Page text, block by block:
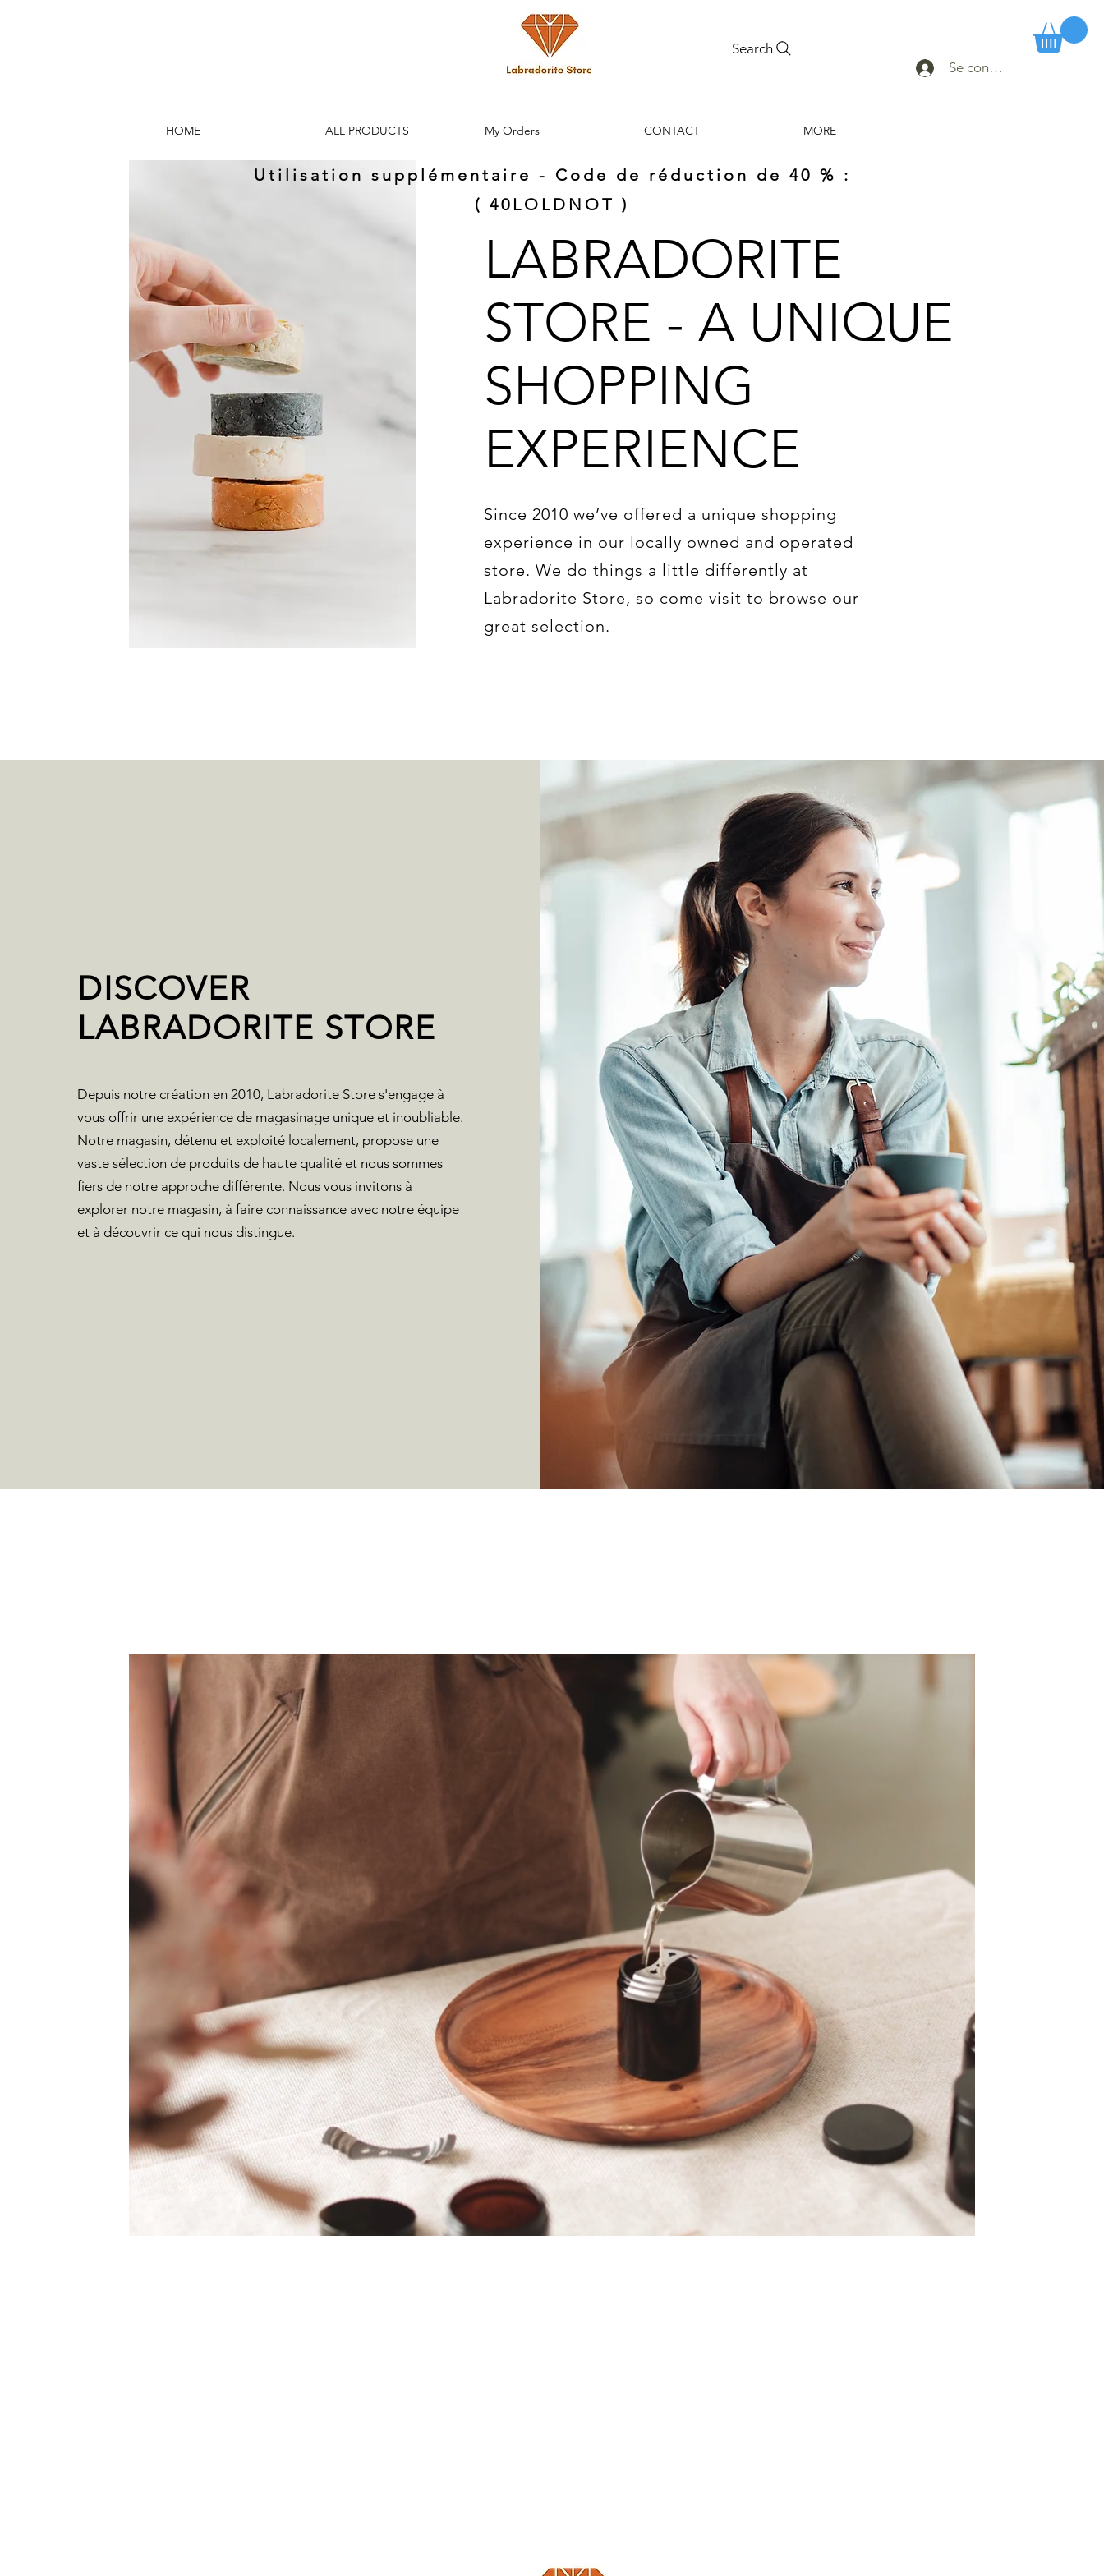
Search
Se connecter
HOME ALL PRODUCTS My Orders CONTACT MORE
LABRADORITE
STORE - A UNIQUE
SHOPPING
EXPERIENCE
Since 2010 we’ve offered a unique shopping
experience in our locally owned and operated
store. We do things a little differently at
Labradorite Store, so come visit to browse our
great selection.
DISCOVER
LABRADORITE STORE
Depuis notre création en 2010, Labradorite Store s'engage à
vous offrir une expérience de magasinage unique et inoubliable.
Notre magasin, détenu et exploité localement, propose une
vaste sélection de produits de haute qualité et nous sommes
fiers de notre approche différente. Nous vous invitons à
explorer notre magasin, à faire connaissance avec notre équipe
et à découvrir ce qui nous distingue.
Utilisation supplémentaire - Code de réduction de 40 % :
( 40LOLDNOT )